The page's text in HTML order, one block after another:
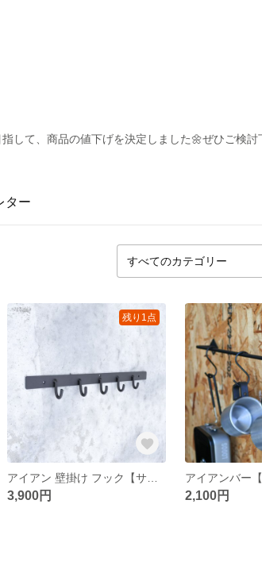
して、商品の値下げを決定しました🌼ぜひご検討
ター
残り1点
アイアン 壁掛け フック【サイズ変更可】
3,900円
アイアンバー
2,100円